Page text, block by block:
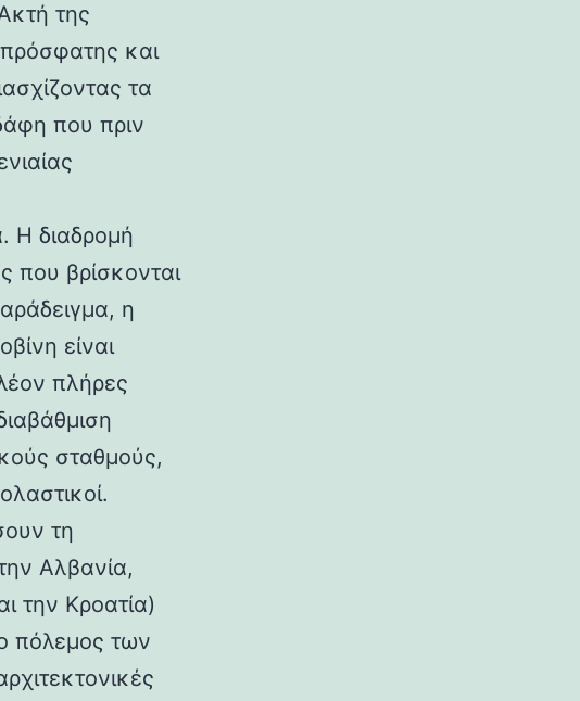
της
και
τα
που πριν
Η διαδρομή
που βρίσκονται
η
είναι
πλήρες
σταθμούς,
τη
Αλβανία,
την Κροατία)
πόλεμος των